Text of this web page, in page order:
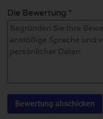
Die Bewertung *